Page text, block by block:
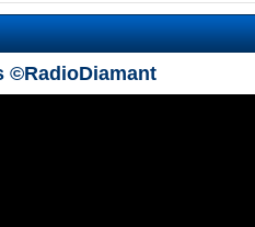
©RadioDiamant